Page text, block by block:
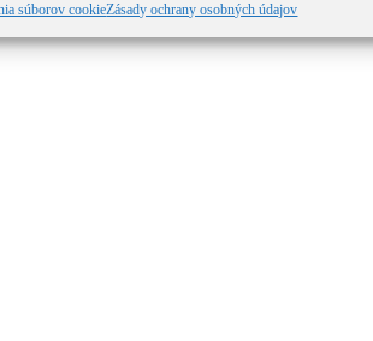
súborov cookieZásady ochrany osobných údajov